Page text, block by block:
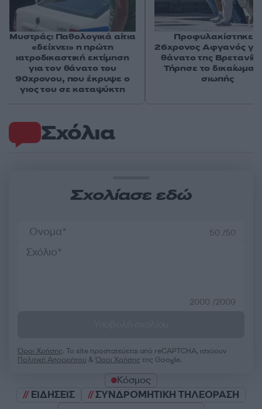
Σχόλια
Σχολίασε εδώ
50 /50
2000 /2000
Όροι Χρήσης. Το site προστατεύεται από reCAPTCHA, ισχύουν
Πολιτική Απορρήτου &Όροι Χρήσης της Google.
Κόσμος
ΕΙΔΗΣΕΙΣ
ΣΥΝΔΡΟΜΗΤΙΚΗ ΤΗΛΕΟΡΑΣΗ
Μυστράς: Παθολογικά αίτια
«δείχνει» η πρώτη
ιατροδικαστική εκτίμηση
για τον θάνατο του
90χρονου, που έκρυψε ο
γιος του σε καταψύκτη
Προφυλακίστηκε ο
26χρονος Αφγανός
θάνατο της
Τήρησε το δικαίωμα
σιωπής